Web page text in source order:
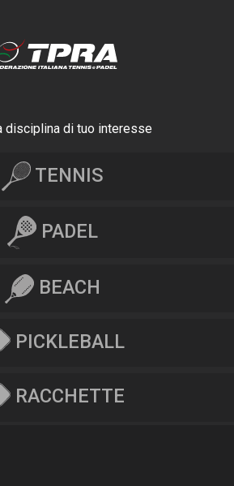
disciplina di tuo interesse
TENNIS
PADEL
BEACH
PICKLEBALL
RACCHETTE